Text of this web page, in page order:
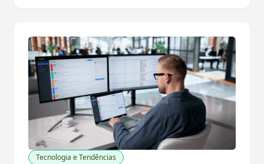
Tecnologia e Tendências